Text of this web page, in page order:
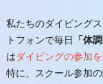
私たちのダイビング
トフォンで毎日
「体
は ダイビングの参加
特に、スクール参加